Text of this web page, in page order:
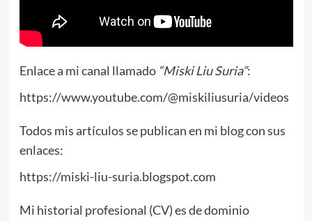
Enlace a mi canal llamado “Miski Liu Suria”:
https://www.youtube.com/@miskiliusuria/videos
Todos mis artículos se publican en mi blog con sus
enlaces:
https://miski-liu-suria.blogspot.com
Mi historial profesional (CV) es de dominio